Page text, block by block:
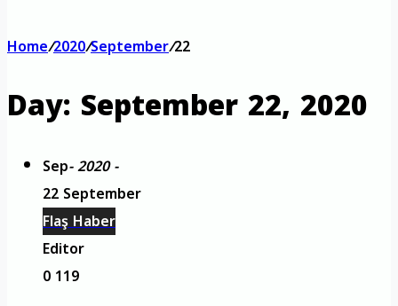
Home/2020/September/22
Day: September 22, 2020
Sep- 2020 -
22 September
Flaş Haber
Editor
0119